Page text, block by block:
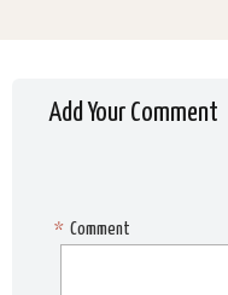
Add Your Comment
Comment
*